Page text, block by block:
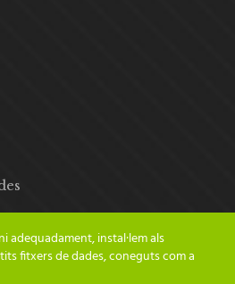
adequadament, instal·lem als
fitxers de dades, coneguts com a